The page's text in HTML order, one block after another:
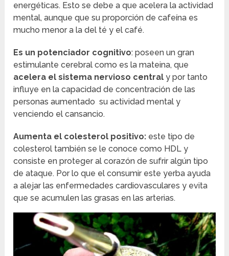
energéticas. Esto se debe a que acelera la actividad
mental, aunque que su proporción de cafeína es
mucho menor a la del té y el café.
Es un potenciador cognitivo: poseen un gran
estimulante cerebral como es la mateina, que
acelera el sistema nervioso central y por tanto
influye en la capacidad de concentración de las
personas aumentado su actividad mental y
venciendo el cansancio.
Aumenta el colesterol positivo: este tipo de
colesterol también se le conoce como HDL y
consiste en proteger al corazón de sufrir algún tipo
de ataque. Por lo que el consumir este yerba ayuda
a alejar las enfermedades cardiovasculares y evita
que se acumulen las grasas en las arterias.